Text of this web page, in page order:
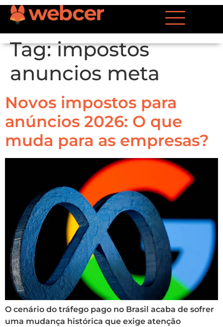
Tag:impostos
anuncios meta
Novos impostos para
anúncios 2026: O que
muda para as empresas?
O cenário do tráfego pago no Brasil acaba de sofrer
uma mudança histórica que exige atenção